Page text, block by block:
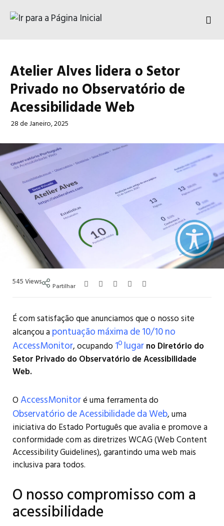
Atelier Alves lidera o Setor
Privado no Observatório de
Acessibilidade Web
28 de Janeiro, 2025
545Views Partilhar
É com satisfação que anunciamos que o nosso site
alcançou a pontuação máxima de 10/10 no
AccessMonitor, ocupando 1º lugarno Diretório do
Setor Privado do Observatório de Acessibilidade
Web.
OAccessMonitoré uma ferramenta do
Observatório de Acessibilidade da Web, uma
iniciativa do Estado Português que avalia e promove a
conformidade com as diretrizes WCAG (Web Content
Accessibility Guidelines), garantindo uma web mais
inclusiva para todos.
O nosso compromisso com a
acessibilidade